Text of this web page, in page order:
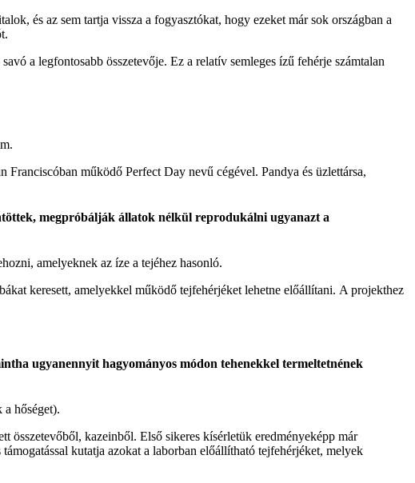
és az sem tartja vissza a fogyasztókat, hogy ezeket már sok országban a
a legfontosabb összetevője. Ez a relatív semleges ízű fehérje számtalan
Franciscóban működő Perfect Day nevű cégével. Pandya és üzlettársa,
megpróbálják állatok nélkül reprodukálni ugyanazt a
amelyeknek az íze a tejéhez hasonló.
keresett, amelyekkel működő tejfehérjéket lehetne előállítani. A projekthez
ugyanennyit hagyományos módon tehenekkel termeltetnének
hőséget).
összetevőből, kazeinből. Első sikeres kísérletük eredményeképp már
kutatja azokat a laborban előállítható tejfehérjéket, melyek